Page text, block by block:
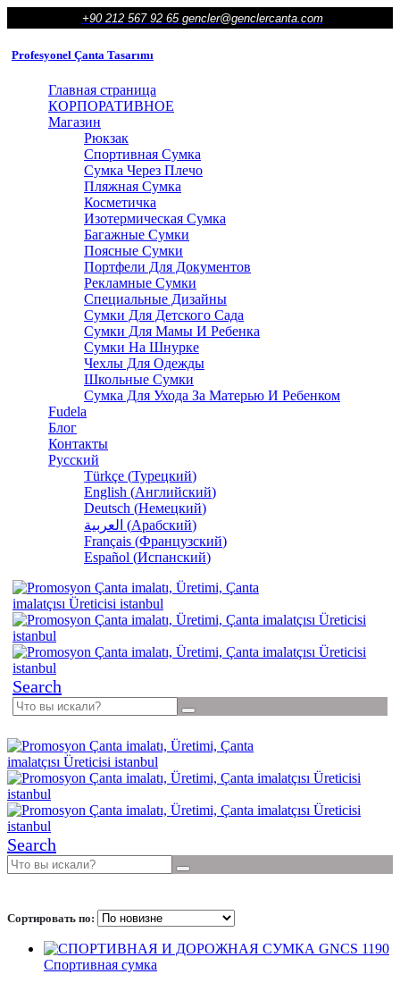
+90 212 567 92 65 gencler@genclercanta.com
Profesyonel Çanta Tasarımı
Главная страница
КОРПОРАТИВНОЕ
Магазин
Рюкзак
Спортивная Сумка
Сумка Через Плечо
Пляжная Сумка
Косметичка
Изотермическая Сумка
Багажные Сумки
Поясные Сумки
Портфели Для Документов
Рекламные Сумки
Специальные Дизайны
Сумки Для Детского Сада
Сумки Для Мамы И Ребенка
Сумки На Шнурке
Чехлы Для Одежды
Школьные Сумки
Сумка Для Ухода За Матерью И Ребенком
Fudela
Блог
Контакты
Русский
Türkçe (Турецкий)
English (Английский)
Deutsch (Немецкий)
العربية (Арабский)
Français (Французский)
Español (Испанский)
Search
Search
Сортировать по:
Спортивная сумка